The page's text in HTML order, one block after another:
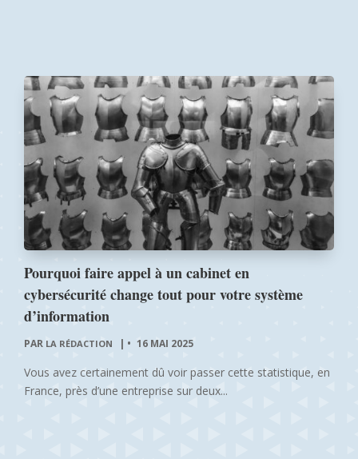
Pourquoi faire appel à un cabinet en
cybersécurité change tout pour votre système
d’information
PAR LA RÉDACTION | 16 MAI 2025
Vous avez certainement dû voir passer cette statistique, en
France, près d’une entreprise sur deux...